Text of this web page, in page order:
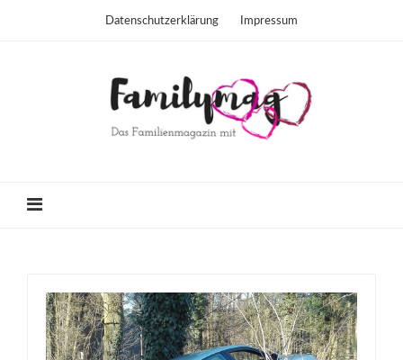
Datenschutzerklärung Impressum